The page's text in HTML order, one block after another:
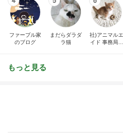
ファーブル家
のブログ
まだらダラダ
ラ猫
社)アニマルエ
イド 事務局＆
もっと見る